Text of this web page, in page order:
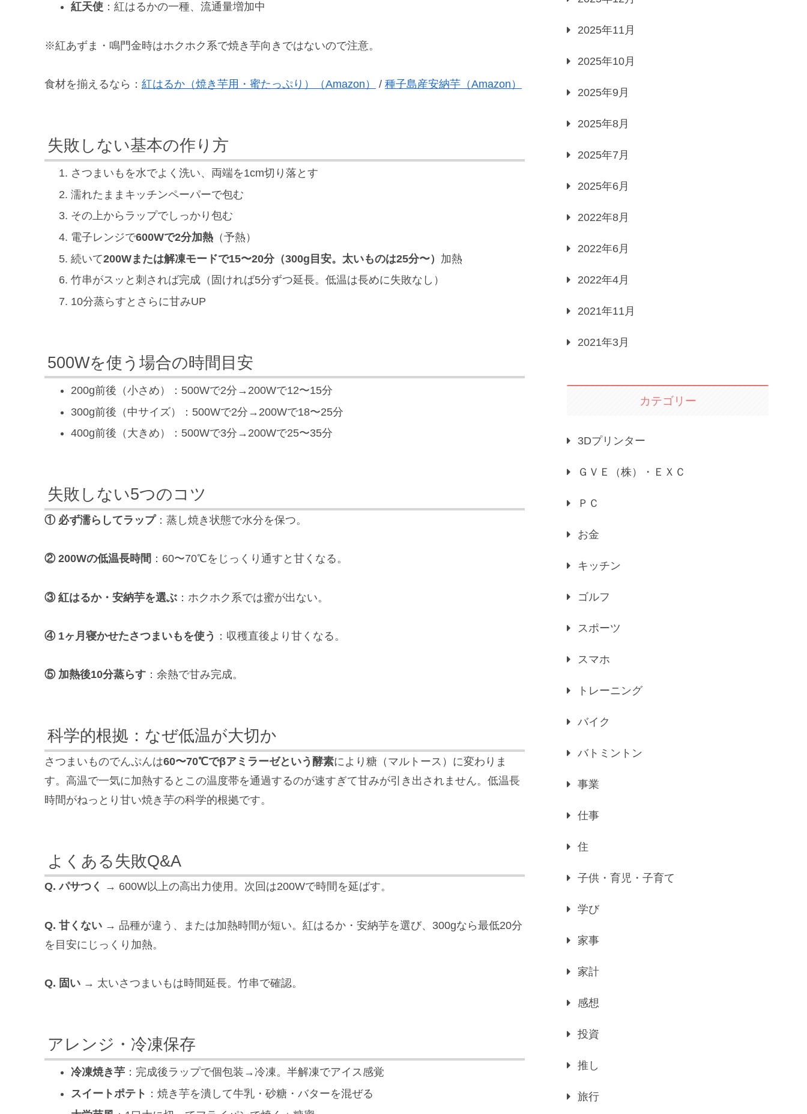
紅天使：紅はるかの一種、流通量増加中
※紅あずま・鳴門金時はホクホク系で焼き芋向きではないので注意。
食材を揃えるなら： 紅はるか（焼き芋用・蜜たっぷり）（Amazon） / 種子島産安納芋（Amazon）
失敗しない基本の作り方
さつまいもを水でよく洗い、両端を1cm切り落とす
濡れたままキッチンペーパーで包む
その上からラップでしっかり包む
電子レンジで600Wで2分加熱（予熱）
続いて200Wまたは解凍モードで15〜20分（300g目安。太いものは25分〜） 加熱
竹串がスッと刺されば完成（固ければ5分ずつ延長。低温は長めに失敗なし）
10分蒸らすとさらに甘みUP
500Wを使う場合の時間目安
200g前後（小さめ）：500Wで2分→200Wで12〜15分
300g前後（中サイズ）：500Wで2分→200Wで18〜25分
400g前後（大きめ）：500Wで3分→200Wで25〜35分
失敗しない5つのコツ
① 必ず濡らしてラップ：蒸し焼き状態で水分を保つ。
② 200Wの低温長時間 ：60〜70℃をじっくり通すと甘くなる。
③ 紅はるか・安納芋を選ぶ ：ホクホク系では蜜が出ない。
④ 1ヶ月寝かせたさつまいもを使う ：収穫直後より甘くなる。
⑤ 加熱後10分蒸らす ：余熱で甘み完成。
科学的根拠：なぜ低温が大切か
さつまいものでんぷんは60〜70℃でβアミラーゼという酵素により糖（マルトース）に変わりま
す。高温で一気に加熱するとこの温度帯を通過するのが速すぎて甘みが引き出されません。低温長
時間がねっとり甘い焼き芋の科学的根拠です。
よくある失敗Q&A
Q. パサつく → 600W以上の高出力使用。次回は200Wで時間を延ばす。
Q. 甘くない → 品種が違う、または加熱時間が短い。紅はるか・安納芋を選び、300gなら最低20分
を目安にじっくり加熱。
Q. 固い → 太いさつまいもは時間延長。竹串で確認。
アレンジ・冷凍保存
冷凍焼き芋：完成後ラップで個包装→冷凍。半解凍でアイス感覚
スイートポテト ：焼き芋を潰して牛乳・砂糖・バターを混ぜる
2025年11月
2025年10月
2025年9月
2025年8月
2025年7月
2025年6月
2022年8月
2022年6月
2022年4月
2021年11月
2021年3月
カテゴリー
3Dプリンター
ＧＶＥ（株）・ＥＸＣ
ＰＣ
お金
キッチン
ゴルフ
スポーツ
スマホ
トレーニング
バイク
バトミントン
事業
仕事
住
子供・育児・子育て
学び
家事
家計
感想
投資
推し
旅行